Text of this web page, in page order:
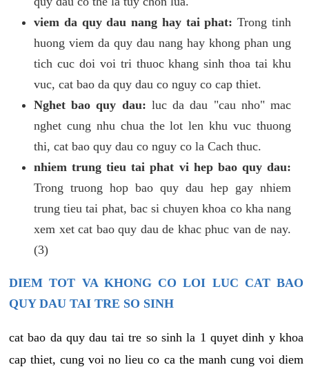
viem da quy dau nang hay tai phat:Trong tinh
huong viem da quy dau nang hay khong phan ung
tich cuc doi voi tri thuoc khang sinh thoa tai khu
vuc, cat bao da quy dau co nguy co cap thiet.
Nghet bao quy dau: luc da dau "cau nho" mac
nghet cung nhu chua the lot len khu vuc thuong
thi, cat bao quy dau co nguy co la Cach thuc.
nhiem trung tieu tai phat vi hep bao quy dau:
Trong truong hop bao quy dau hep gay nhiem
trung tieu tai phat, bac si chuyen khoa co kha nang
xem xet cat bao quy dau de khac phuc van de nay.
(3)
DIEM TOT VA KHONG CO LOI LUC CAT BAO
QUY DAU TAI TRE SO SINH
cat bao da quy dau tai tre so sinh la 1 quyet dinh y khoa
cap thiet, cung voi no lieu co ca the manh cung voi diem